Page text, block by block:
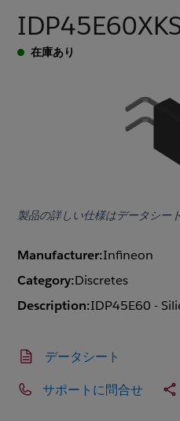
在庫あり
製品の詳しい仕様はデータシー
Manufacturer:Infineon
Category:Discretes
Description:IDP45E60 -
データシート
サポートに問合せ